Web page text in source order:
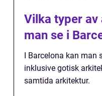
Vilka typer
man se i
I Barcelona kan man
inklusive gotisk
samtida arkitektur.